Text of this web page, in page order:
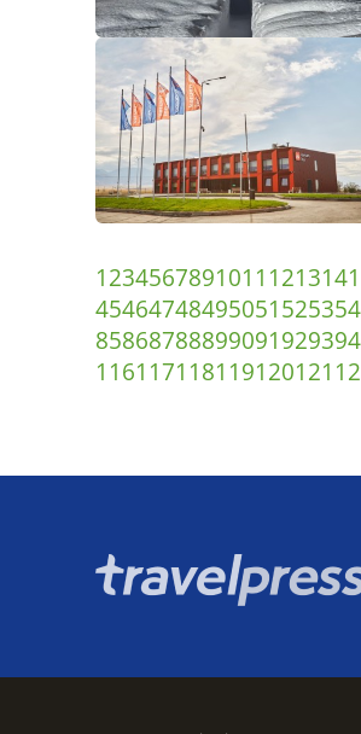
1234567891011 121314
45464748495051525354
85868788899091929394
116117118119120121